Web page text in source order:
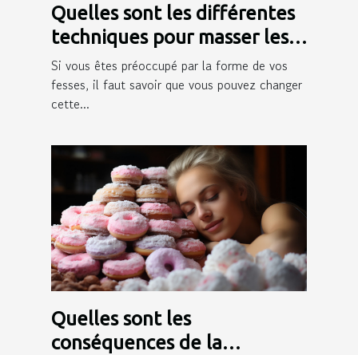
Quelles sont les différentes
techniques pour masser les
fesses ?
Si vous êtes préoccupé par la forme de vos
fesses, il faut savoir que vous pouvez changer
cette...
Quelles sont les
conséquences de la